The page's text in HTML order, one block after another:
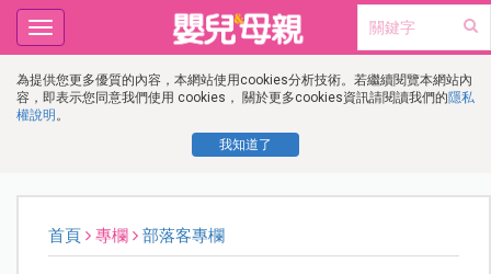
為提供您更多優質的內容，本網站使用cookies分析技術。若繼續閱覽本網站內
容，即表示您同意我們使用 cookies， 關於更多cookies資訊請閱讀我們的隱私
權說明 。
我知道了
Toggle
navigation
首頁 專欄 部落客專欄